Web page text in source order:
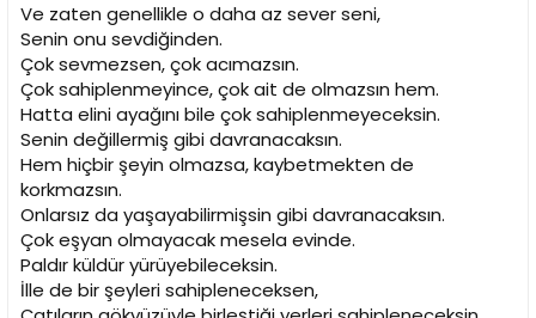
Ve zaten genellikle o daha az sever seni,
Senin onu sevdiğinden.
Çok sevmezsen, çok acımazsın.
Çok sahiplenmeyince, çok ait de olmazsın hem.
Hatta elini ayağını bile çok sahiplenmeyeceksin.
Senin değillermiş gibi davranacaksın.
Hem hiçbir şeyin olmazsa, kaybetmekten de
korkmazsın.
Onlarsız da yaşayabilirmişsin gibi davranacaksın.
Çok eşyan olmayacak mesela evinde.
Paldır küldür yürüyebileceksin.
İlle de bir şeyleri sahipleneceksen,